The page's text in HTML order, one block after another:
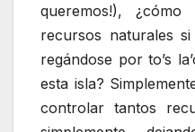
queremos!),
recursos naturales
regándose por to’s
esta isla?
controlar tantos